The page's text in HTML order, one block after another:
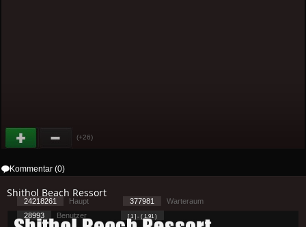
(+26)
Kommentar (0)
Shithol Beach Ressort
24218261 Haupt 377981
Warteraum
28993
Benutzer [ 1 ] - ( 1.91 )